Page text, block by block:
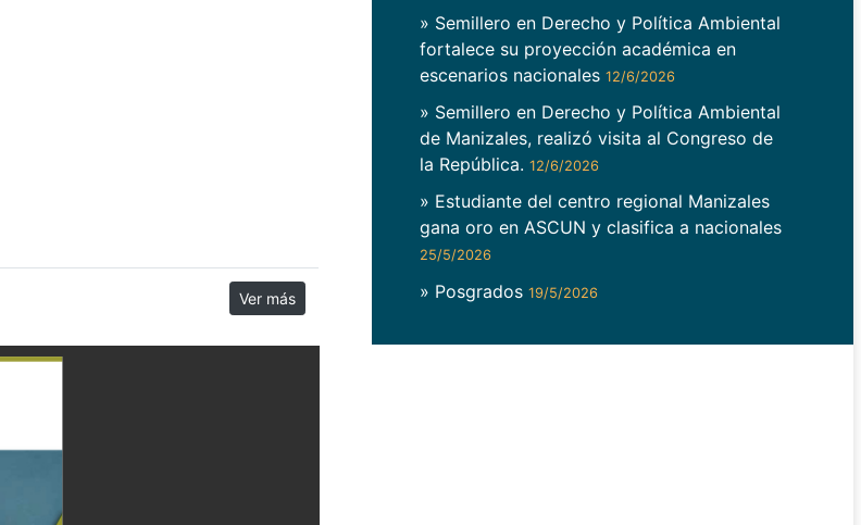
Ver más
» Semillero en Derecho y Política Ambiental
fortalece su proyección académica en
escenarios nacionales 12/6/2026
» Semillero en Derecho y Política Ambiental
de Manizales, realizó visita al Congreso de
la República. 12/6/2026
» Estudiante del centro regional Manizales
gana oro en ASCUN y clasifica a nacionales
25/5/2026
» Posgrados 19/5/2026